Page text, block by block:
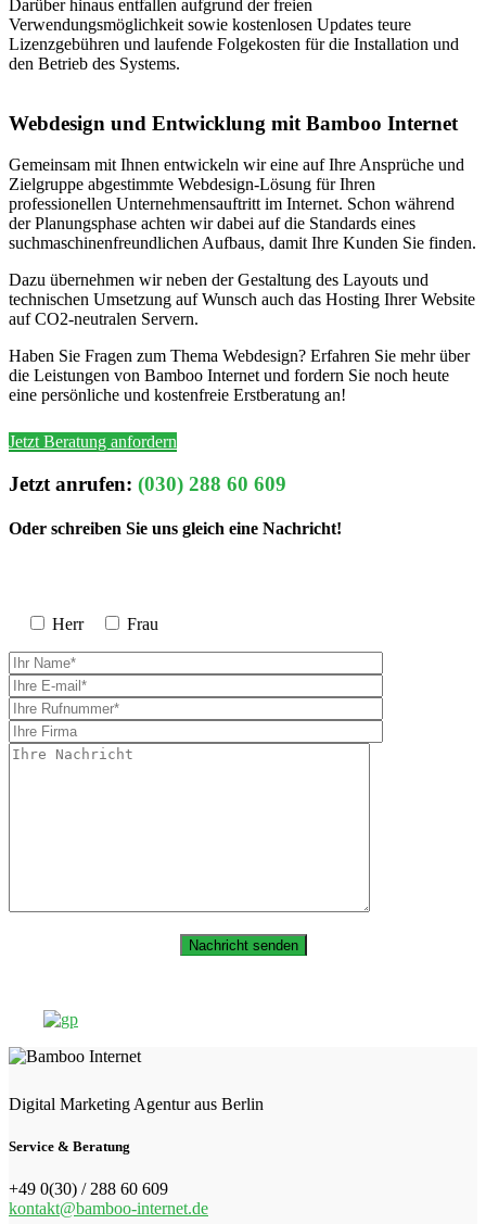
Darüber hinaus entfallen aufgrund der freien
Verwendungsmöglichkeit sowie kostenlosen Updates teure
Lizenzgebühren und laufende Folgekosten für die Installation und
den Betrieb des Systems.
Webdesign und Entwicklung mit Bamboo Internet
Gemeinsam mit Ihnen entwickeln wir eine auf Ihre Ansprüche und
Zielgruppe abgestimmte Webdesign-Lösung für Ihren
professionellen Unternehmensauftritt im Internet. Schon während
der Planungsphase achten wir dabei auf die Standards eines
suchmaschinenfreundlichen Aufbaus, damit Ihre Kunden Sie finden.
Dazu übernehmen wir neben der Gestaltung des Layouts und
technischen Umsetzung auf Wunsch auch das Hosting Ihrer Website
auf CO2-neutralen Servern.
Haben Sie Fragen zum Thema Webdesign? Erfahren Sie mehr über
die Leistungen von Bamboo Internet und fordern Sie noch heute
eine persönliche und kostenfreie Erstberatung an!
Jetzt Beratung anfordern
Jetzt anrufen: (030) 288 60 609
Oder schreiben Sie uns gleich eine Nachricht!
Herr Frau
Digital Marketing Agentur aus Berlin
Service & Beratung
+49 0(30) / 288 60 609
kontakt@bamboo-internet.de